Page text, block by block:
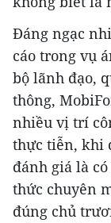
Đáng ngạc
cáo trong vụ
bộ lãnh đạo,
thông,
nhiều vị trí
thực tiễn, khi
đánh giá là
thức chuyên
đúng chủ